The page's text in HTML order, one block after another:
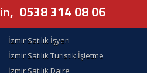
0538 314 08 06
İzmir Satılık İşyeri
İzmir Satılık Turistik İşletme
İzmir Satılık Daire